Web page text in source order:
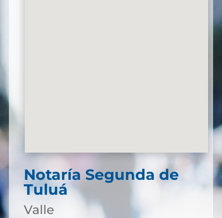
Notaría Segunda de
Tuluá
Valle